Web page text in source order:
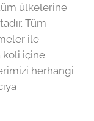
ülkelerine
Tüm
ile
koli içine
herhangi